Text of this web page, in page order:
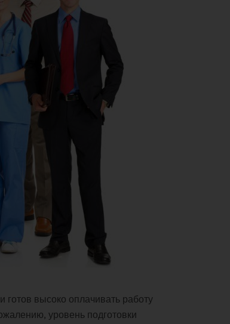
высоко оплачивать работу
уровень подготовки